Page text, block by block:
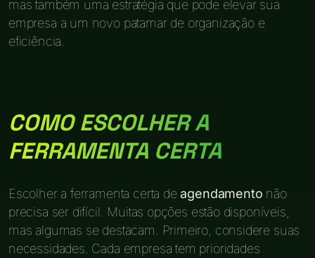
mas também uma estratégia que pode elevar sua
empresa a um novo patamar de organização e
eficiência.
COMO ESCOLHER A
FERRAMENTA CERTA
Escolher a ferramenta certa deagendamento não
precisa ser difícil. Muitas opções estão disponíveis,
mas algumas se destacam. Primeiro, considere suas
necessidades. Cada empresa tem prioridades